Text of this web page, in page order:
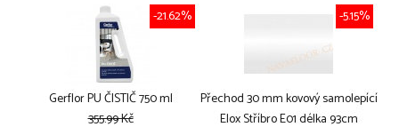
Gerflor PU ČISTIČ 750 ml
-21.62%
355.99 Kč
Přechod 30 mm kovový samolepící
Elox Stříbro E01 délka 93cm
-5.15%